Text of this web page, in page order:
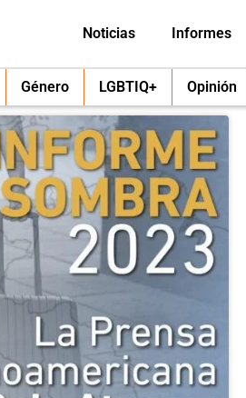
Noticias Informes
Género LGBTIQ+ Opinión